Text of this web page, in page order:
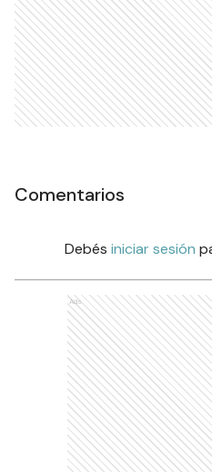
Comentarios
Debés iniciar sesión
Ads